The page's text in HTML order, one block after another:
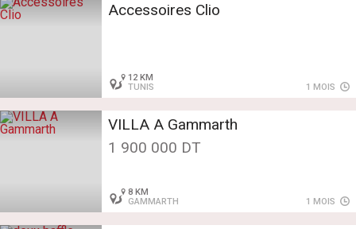
Accessoires Clio
12 KM
TUNIS
1 MOIS
VILLA A Gammarth
1 900 000 DT
8 KM
GAMMARTH
1 MOIS